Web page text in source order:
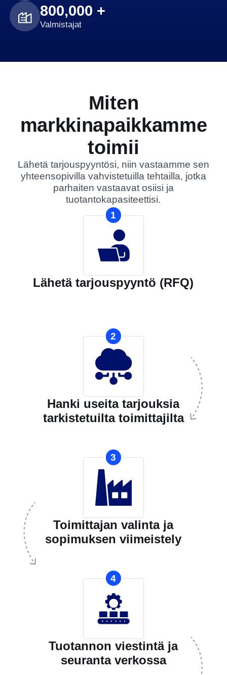
800,000 +
Valmistajat
Miten
markkinapaikkamme
toimii
Lähetä tarjouspyyntösi, niin vastaamme sen
yhteensopivilla vahvistetuilla tehtailla, jotka
parhaiten vastaavat osiisi ja
tuotantokapasiteettisi.
1
Lähetä tarjouspyyntö (RFQ)
2
Hanki useita tarjouksia
tarkistetuilta toimittajilta
3
Toimittajan valinta ja
sopimuksen viimeistely
4
Tuotannon viestintä ja
seuranta verkossa